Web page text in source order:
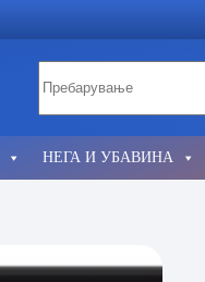
results
НЕГА И УБАВИНА